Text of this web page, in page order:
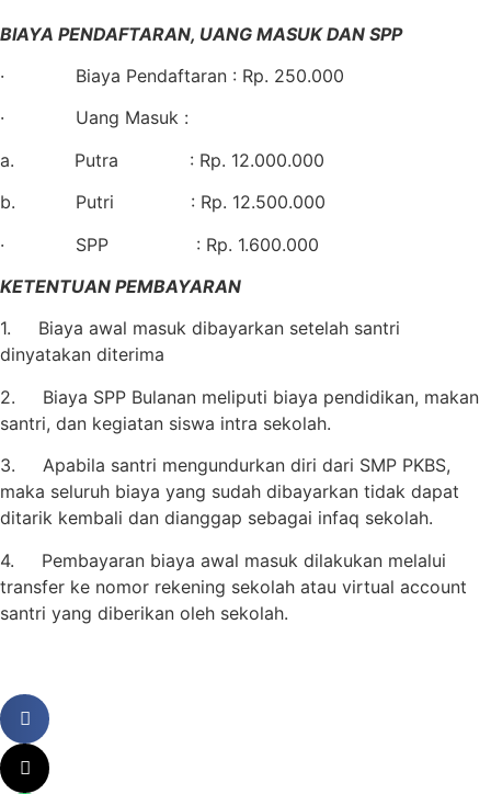
BIAYA PENDAFTARAN, UANG MASUK DAN SPP
· Biaya Pendaftaran : Rp. 250.000
· Uang Masuk :
a. Putra : Rp. 12.000.000
b. Putri : Rp. 12.500.000
· SPP : Rp. 1.600.000
KETENTUAN PEMBAYARAN
1. Biaya awal masuk dibayarkan setelah santri
dinyatakan diterima
2. Biaya SPP Bulanan meliputi biaya pendidikan, makan
santri, dan kegiatan siswa intra sekolah.
3. Apabila santri mengundurkan diri dari SMP PKBS,
maka seluruh biaya yang sudah dibayarkan tidak dapat
ditarik kembali dan dianggap sebagai infaq sekolah.
4. Pembayaran biaya awal masuk dilakukan melalui
transfer ke nomor rekening sekolah atau virtual account
santri yang diberikan oleh sekolah.